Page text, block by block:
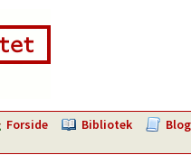
Forside Bibliotek Blog